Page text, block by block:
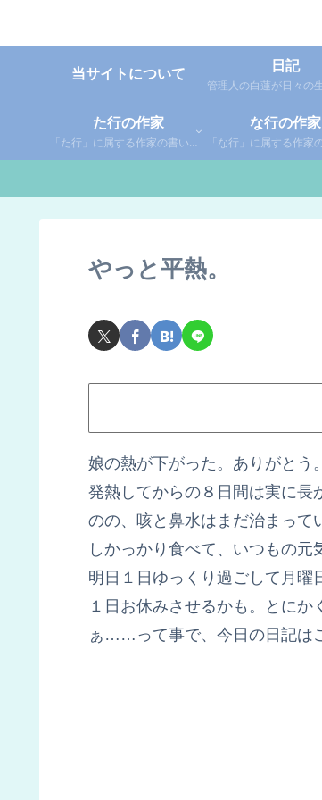
当サイトについて
日記
た行の作家
「た行」に属する作家の書いた本の感想です。さらに「た」「ち」「つ」「て」「と」に分類していあります。お好きな作家の作品を探してみてください。
な行の作家
やっと平熱。
娘の熱が下がった。ありがとう
発熱してからの８日間は実に長
のの、咳と鼻水はまだ治まって
しかっかり食べて、いつもの元
明日１日ゆっくり過ごして月曜
１日お休みさせるかも。とに
ぁ……って事で、今日の日記は